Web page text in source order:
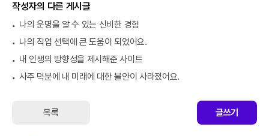
작성자의 다른 게시글
나의 운명을 알 수 있는 신비한 경험
나의 직업 선택에 큰 도움이 되었어요.
내 인생의 방향성을 제시해준 사이트
사주 덕분에 내 미래에 대한 불안이 사라졌어요.
목록 글쓰기